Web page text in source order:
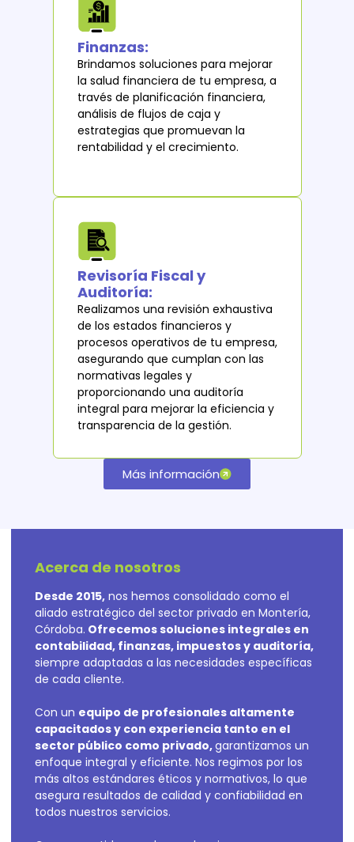
Finanzas:
Brindamos soluciones para mejorar
la salud financiera de tu empresa, a
través de planificación financiera,
análisis de flujos de caja y
estrategias que promuevan la
rentabilidad y el crecimiento.
Revisoría Fiscal y
Auditoría:
Realizamos una revisión exhaustiva
de los estados financieros y
procesos operativos de tu empresa,
asegurando que cumplan con las
normativas legales y
proporcionando una auditoría
integral para mejorar la eficiencia y
transparencia de la gestión.
Más información
Acerca de nosotros
Desde 2015, nos hemos consolidado como el
aliado estratégico del sector privado en Montería,
Córdoba. Ofrecemos soluciones integrales en
contabilidad, finanzas, impuestos y auditoría,
siempre adaptadas a las necesidades específicas
de cada cliente.
Con un equipo de profesionales altamente
capacitados y con experiencia tanto en el
sector público como privado,garantizamos un
enfoque integral y eficiente. Nos regimos por los
más altos estándares éticos y normativos, lo que
asegura resultados de calidad y confiabilidad en
todos nuestros servicios.